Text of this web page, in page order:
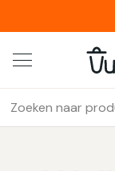
naar:
Als de resultaten